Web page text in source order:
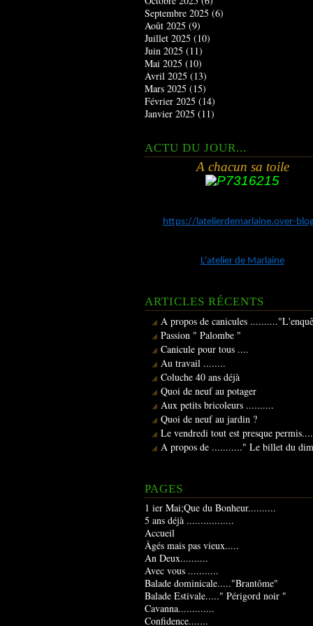
Septembre 2025 (6)
Août 2025 (9)
Juillet 2025 (10)
Juin 2025 (11)
Mai 2025 (10)
Avril 2025 (13)
Mars 2025 (15)
Février 2025 (14)
Janvier 2025 (11)
ACTU DU JOUR...
A chacun sa toile
https://latelierdemarlaine.over-
L'atelier de Marlaine
ARTICLES RÉCENTS
A propos de canicules
Passion " Palombe "
Canicule pour tous ....
Au travail ........
Coluche 40 ans déjà
Quoi de neuf au potager
Aux petits bricoleurs ..........
Quoi de neuf au jardin ?
Le vendredi tout est presque
A propos de ..........." Le billet du
PAGES
1 ier Mai;Que du Bonheur..........
5 ans déjà .................
Accueil
Âgés mais pas vieux.....
An Deux..........
Avec vous ...........
Balade dominicale....."Brantôme"
Balade Estivale....." Périgord noir "
Cavanna.............
Confidence.......